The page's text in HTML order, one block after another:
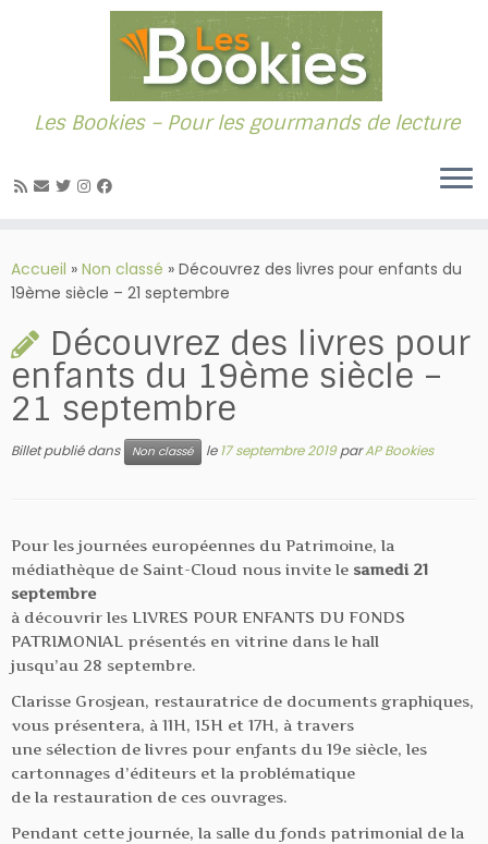
au
contenu
Les Bookies – Pour les gourmands de lecture
Accueil » Non classé » Découvrez des livres pour enfants du
19ème siècle – 21 septembre
Découvrez des livres pour
enfants du 19ème siècle –
21 septembre
Billet publié dans Non classé le17 septembre 2019parAP Bookies
Pour les journées européennes du Patrimoine, la
médiathèque de Saint-Cloud nous invite le samedi 21
septembre
à découvrir les LIVRES POUR ENFANTS DU FONDS
PATRIMONIAL présentés en vitrine dans le hall
jusqu’au 28 septembre.
Clarisse Grosjean, restauratrice de documents graphiques,
vous présentera, à 11H, 15H et 17H, à travers
une sélection de livres pour enfants du 19e siècle, les
cartonnages d’éditeurs et la problématique
de la restauration de ces ouvrages.
Pendant cette journée, la salle du fonds patrimonial de la